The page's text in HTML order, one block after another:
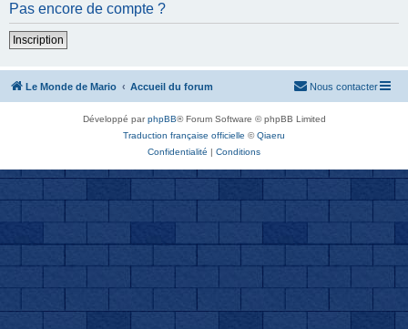
Pas encore de compte ?
Inscription
Le Monde de Mario Accueil du forum Nous contacter
Développé parphpBB® Forum Software © phpBB Limited
Traduction française officielle ©Qiaeru
Confidentialité | Conditions